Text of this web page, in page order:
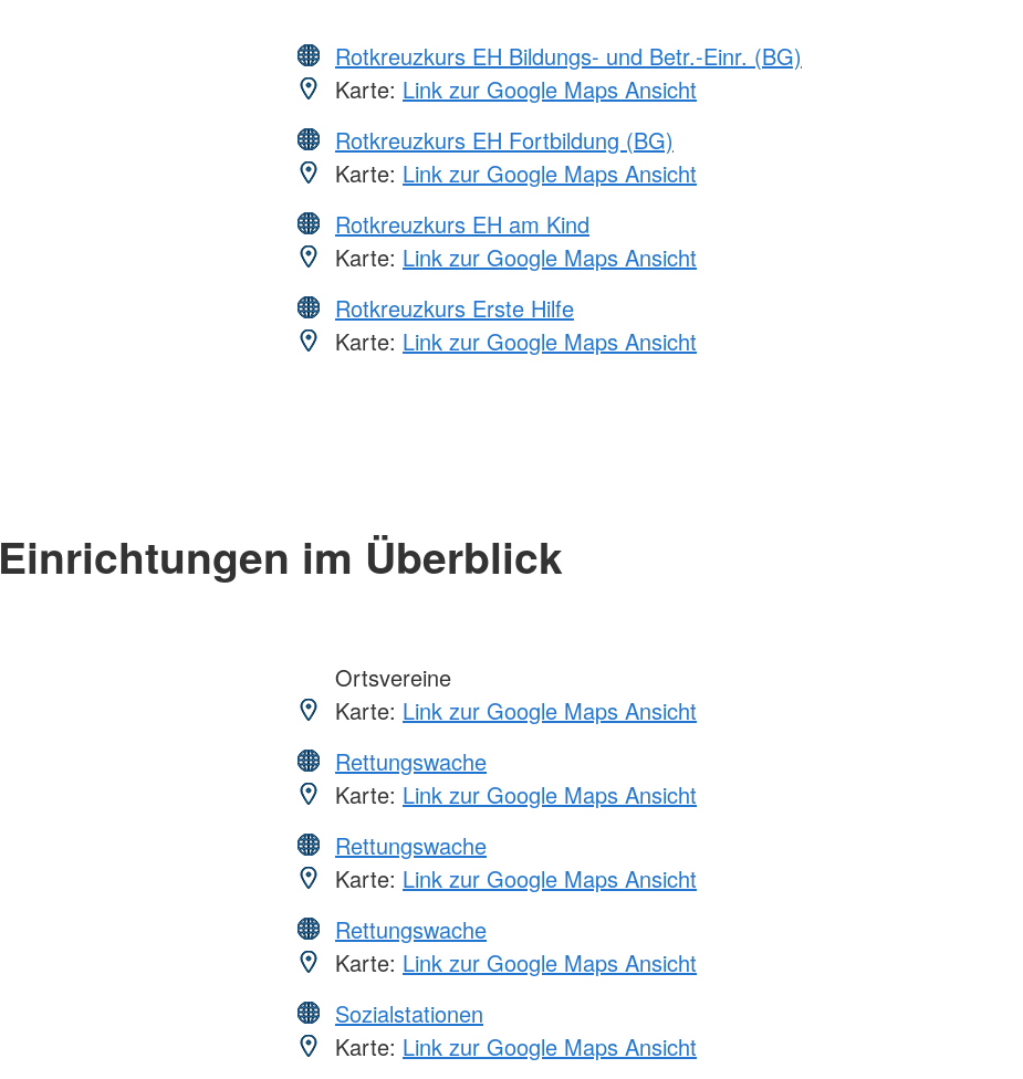
Rotkreuzkurs EH Bildungs- und Betr.-Einr. (BG)
Karte: Link zur Google Maps Ansicht
Rotkreuzkurs EH Fortbildung (BG)
Karte: Link zur Google Maps Ansicht
Rotkreuzkurs EH am Kind
Karte: Link zur Google Maps Ansicht
Rotkreuzkurs Erste Hilfe
Karte: Link zur Google Maps Ansicht
Einrichtungen im Überblick
Ortsvereine
Karte: Link zur Google Maps Ansicht
Rettungswache
Karte: Link zur Google Maps Ansicht
Rettungswache
Karte: Link zur Google Maps Ansicht
Rettungswache
Karte: Link zur Google Maps Ansicht
Sozialstationen
Karte: Link zur Google Maps Ansicht